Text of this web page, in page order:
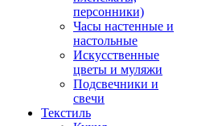
персонники)
Часы настенные и
настольные
Искусственные
цветы и муляжи
Подсвечники и
свечи
Текстиль